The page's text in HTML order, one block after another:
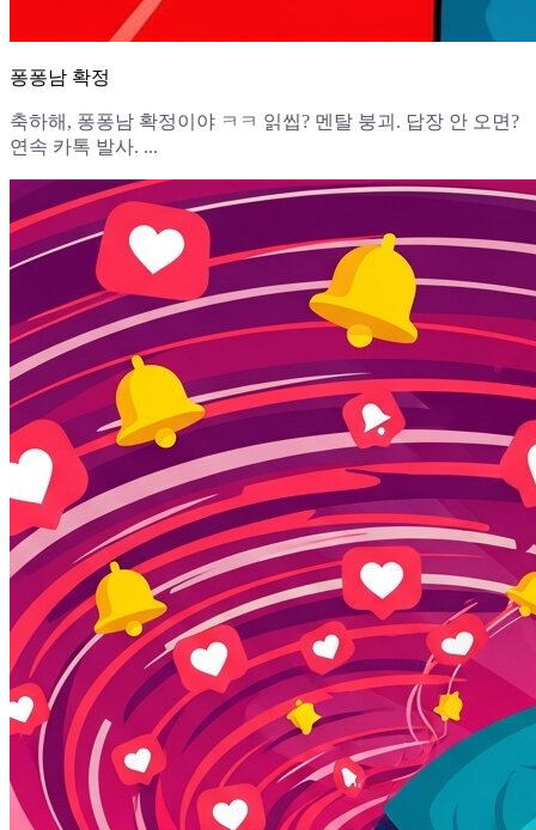
퐁퐁남 확정
축하해, 퐁퐁남 확정이야 ㅋㅋ 읽씹? 멘탈 붕괴. 답장 안 오면?
연속 카톡 발사. ...